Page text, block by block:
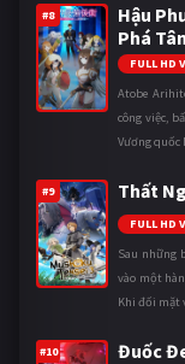
#8
Hậu
Phá
FULL HD
Atobe
công việc,
Vương quốc
#9 Thất
FULL HD
Sau những
vào một
Khi đối mặt
#10 Đuốc